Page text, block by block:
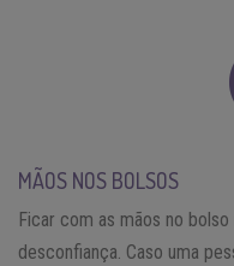
MÃOS NOS BOLSOS
Ficar com as mãos no
desconfiança. Caso uma